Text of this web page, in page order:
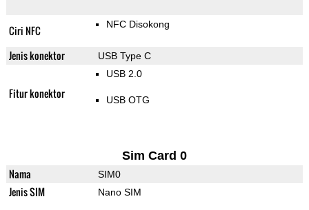
Ciri NFC NFC Disokong
Jenis konektor USB Type C
Fitur konektor
USB 2.0
USB OTG
Sim Card 0
Nama SIM0
Jenis SIM Nano SIM